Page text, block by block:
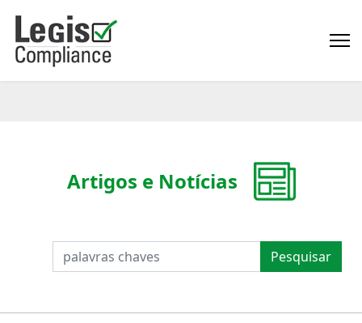
PESQUISAR Pesquisar
Artigos e Notícias